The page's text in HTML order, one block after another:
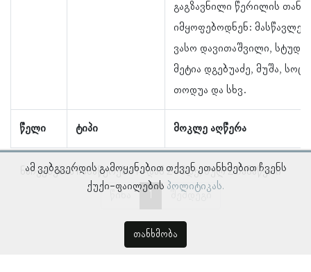
წელი ტიპი მოკლე აღწერა
გაგზავნილი წერილის
იმყოფებოდნენ:
ვასო დავითაშვილი,
მეტია დგებუაძე, მუშა,
თოდუა და სხვ.
ნაჩვენებია ჩანაწერები 1–დან 2–მდე, სულ 2 ჩანაწერი
წინა
შემდეგი
ამ ვებგვერდის გამოყენებით თქვენ ეთანხმებით ჩვენს
ქუქი-ფაილების პოლიტიკას.
თანხმობა